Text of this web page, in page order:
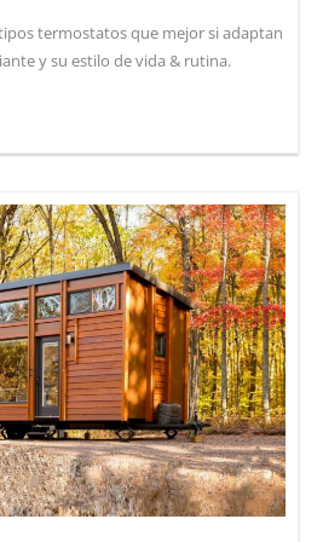
termostatos que mejor si adaptan
y su estilo de vida & rutina.